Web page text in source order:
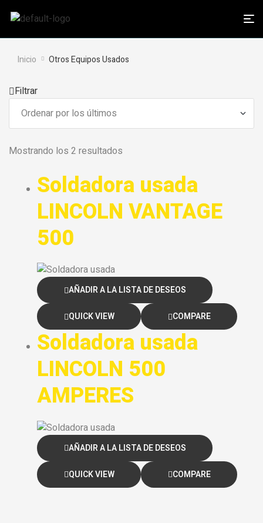
Inicio Otros Equipos Usados
Filtrar
Mostrando los 2 resultados
Soldadora usada
LINCOLN VANTAGE
500
AÑADIR A LA LISTA DE DESEOS
QUICK VIEW COMPARE
Soldadora usada
LINCOLN 500
AMPERES
AÑADIR A LA LISTA DE DESEOS
QUICK VIEW COMPARE